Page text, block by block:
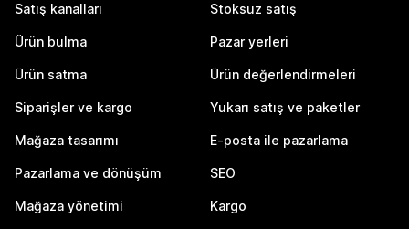
Satış kanalları
Ürün bulma
Ürün satma
Siparişler ve kargo
Mağaza tasarımı
Pazarlama ve dönüşüm
Mağaza yönetimi
Stoksuz satış
Pazar yerleri
Ürün değerlendirmeleri
Yukarı satış ve paketler
E-posta ile pazarlama
SEO
Kargo